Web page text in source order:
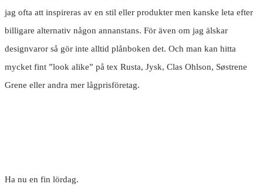
jag ofta att inspireras av en stil eller produkter men kanske leta efter
billigare alternativ någon annanstans. För även om jag älskar
designvaror så gör inte alltid plånboken det. Och man kan hitta
mycket fint ”look alike” på tex Rusta, Jysk, Clas Ohlson, Søstrene
Grene eller andra mer lågprisföretag.
Ha nu en fin lördag.